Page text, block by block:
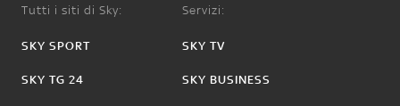
Tutti i siti di Sky:
SKY SPORT
SKY TG 24
Servizi:
SKY TV
SKY BUSINESS